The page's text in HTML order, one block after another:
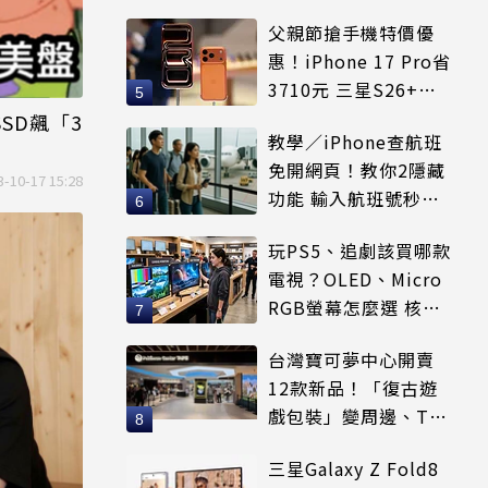
飆「3
10-17 15:28
父親節搶手機特價優
惠！iPhone 17 Pro省
3710元 三星S26+狂
教學／iPhone查航班
免開網頁！教你2隱藏
功能 輸入航班號秒看
玩PS5、追劇該買哪款
電視？OLED、Micro
RGB螢幕怎麼選 核心
台灣寶可夢中心開賣
12款新品！「復古遊
戲包裝」變周邊、T恤
三星Galaxy Z Fold8